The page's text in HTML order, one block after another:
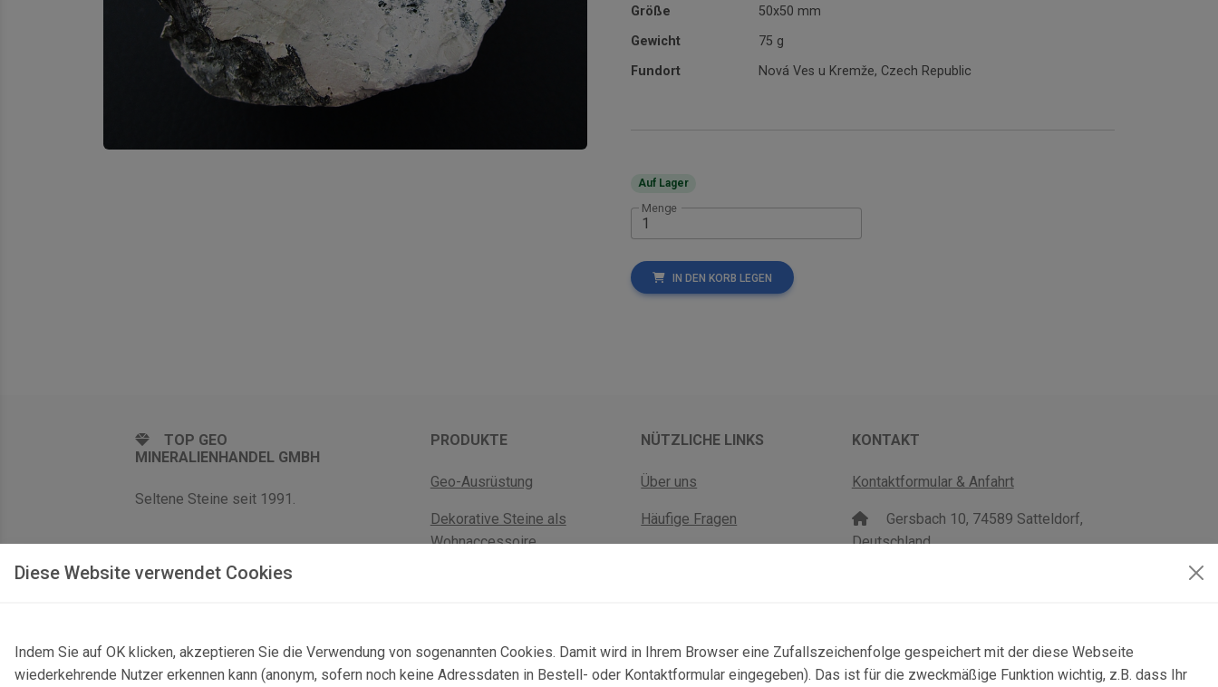
Diese Website verwendet Cookies
Indem Sie auf OK klicken, akzeptieren Sie die Verwendung von sogenannten Cookies. Damit wird in Ihrem Browser eine Zufallszeichenfolge gespeichert mit der diese Webseite
wiederkehrende Nutzer erkennen kann (anonym, sofern noch keine Adressdaten in Bestell- oder Kontaktformular eingegeben). Das ist für die zweckmäßige Funktion wichtig, z.B. dass Ihr
Größe
50x50 mm
Gewicht
75 g
Fundort
Nová Ves u Kremže, Czech Republic
Auf Lager
Menge
IN DEN KORB LEGEN
TOP GEO
MINERALIENHANDEL GMBH
Seltene Steine seit 1991.
PRODUKTE
Geo-Ausrüstung
Dekorative Steine als
Wohnaccessoire
NÜTZLICHE LINKS
Über uns
Häufige Fragen
KONTAKT
Kontaktformular & Anfahrt
Gersbach 10, 74589 Satteldorf,
Deutschland